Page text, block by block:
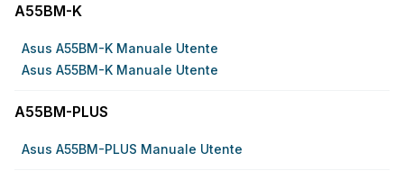
A55BM-K
Asus A55BM-K Manuale Utente
Asus A55BM-K Manuale Utente
A55BM-PLUS
Asus A55BM-PLUS Manuale Utente